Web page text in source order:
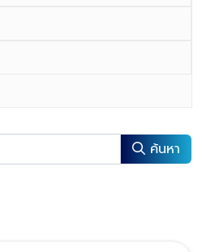
ค้นหา